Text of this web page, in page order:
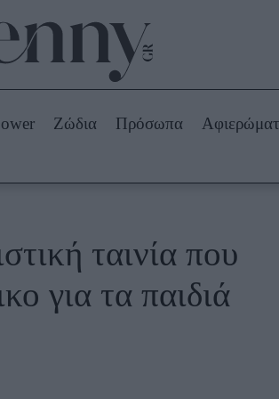
Beauty -
Ομορφιά
Skincare
Μακιγιάζ
Ζώδια
Ζώδια Πρόσωπα
ταινία που
για τα παιδιά